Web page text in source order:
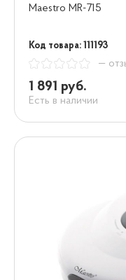
Maestro MR-715
Код товара: 111193
—
1 891 руб.
Есть в наличии